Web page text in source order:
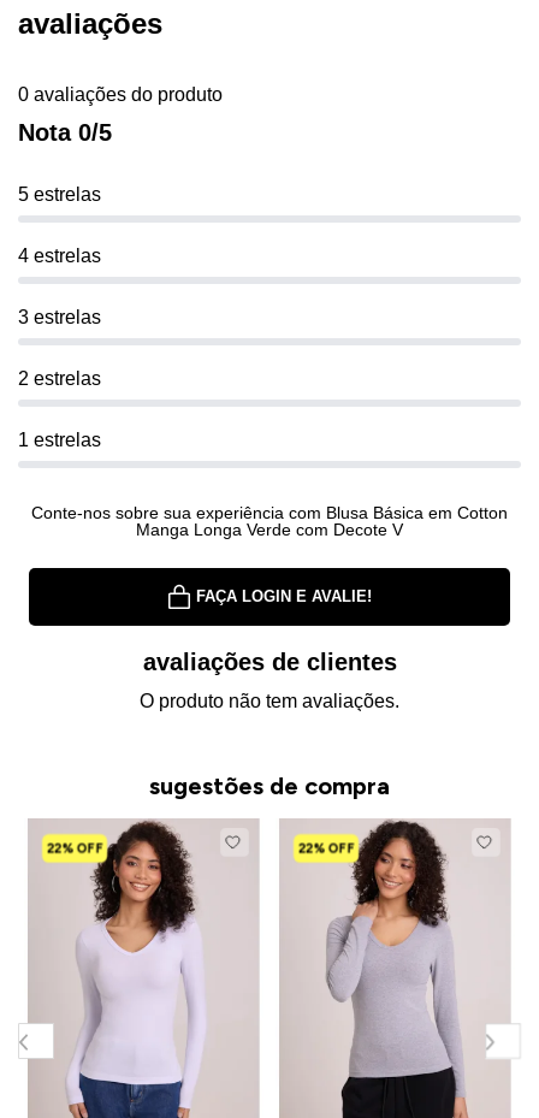
avaliações
0 avaliações do produto
Nota 0/5
5 estrelas
4 estrelas
3 estrelas
2 estrelas
1 estrelas
Conte-nos sobre sua experiência com Blusa Básica em Cotton
Manga Longa Verde com Decote V
FAÇA LOGIN E AVALIE!
avaliações de clientes
O produto não tem avaliações.
sugestões de compra
22% OFF 22% OFF